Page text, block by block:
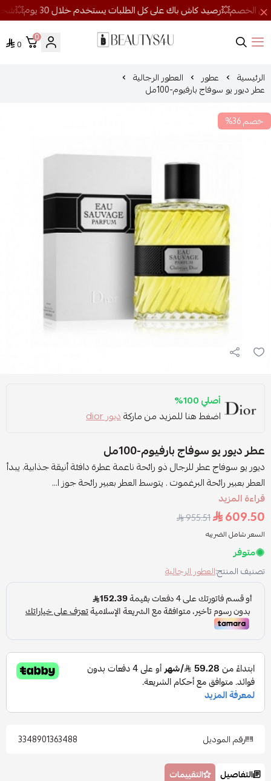
روائح الجمال
0
0
الرئيسية عطور العطور الرجالية
عطر ديور يو سوفاج بارفيوم-100مل
خصم 36%
أصلي 100%
اضغط هنا للمزيد من ماركةديور dior
عطر ديور يو سوفاج بارفيوم-100مل
ديور يو سوفاج عطر للرجال ذو رائحة ناعمة عطرة دافئة أنيقة جذابية. يبدأ
العطر بعبير رائحة البرغموت . يتوسط العطر بعبير رائحة جوز ا...
قراءة المزيد
609.50
955.51
السعر شامل الضريبه
متوفر
تصنيف المنتج:العطور الرجالية
رقم الموديل 3348901363488
التفاصيل التقييمات